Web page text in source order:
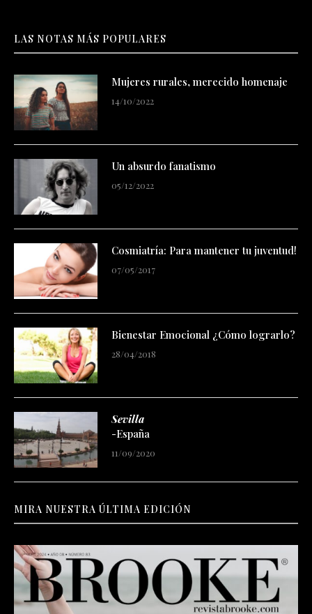
LAS NOTAS MÁS POPULARES
Mujeres rurales, merecido homenaje
14/10/2022
Un absurdo fanatismo
05/12/2022
Cosmiatría: Para mantener tu juventud!
07/05/2017
Bienestar Emocional ¿Cómo lograrlo?
28/04/2018
Sevilla
-España
11/09/2020
MIRA NUESTRA ÚLTIMA EDICIÓN